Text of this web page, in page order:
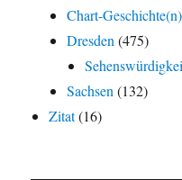
Chart-Geschichte(n)
Dresden (475)
Sachsen (132)
Zitat(16)